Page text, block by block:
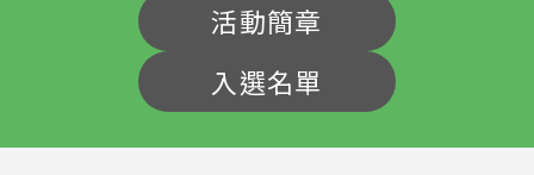
活動簡章
入選名單